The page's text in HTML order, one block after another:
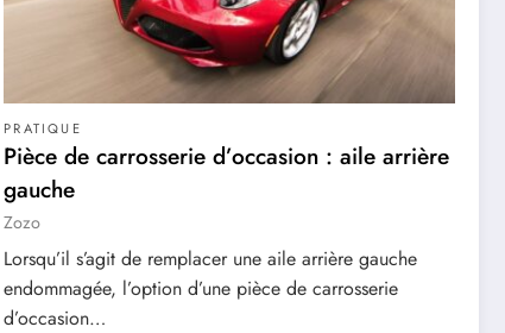
PRATIQUE
Pièce de carrosserie d’occasion : aile arrière
gauche
Zozo
Lorsqu’il s’agit de remplacer une aile arrière gauche
endommagée, l’option d’une pièce de carrosserie
d’occasion…